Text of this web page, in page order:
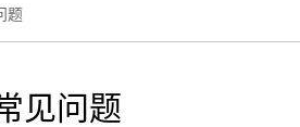
题
见问题